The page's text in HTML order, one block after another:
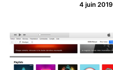
4 juin 2019